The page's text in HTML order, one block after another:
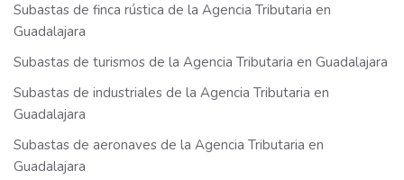
Subastas de finca rústica de la Agencia Tributaria en
Guadalajara
Subastas de turismos de la Agencia Tributaria en Guadalajara
Subastas de industriales de la Agencia Tributaria en
Guadalajara
Subastas de aeronaves de la Agencia Tributaria en
Guadalajara